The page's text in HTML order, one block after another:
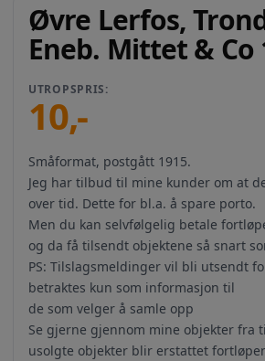
Øvre Lerfos,
Eneb. Mittet & Co
UTROPSPRIS:
10,-
Småformat, postgått 1915.
Jeg har tilbud til mine kunder om at
over tid. Dette for bl.a. å spare porto.
Men du kan selvfølgelig betale
og da få tilsendt objektene så snart
PS: Tilslagsmeldinger vil bli utsendt
betraktes kun som informasjon til
de som velger å samle opp
Se gjerne gjennom mine objekter fra
usolgte objekter blir erstattet